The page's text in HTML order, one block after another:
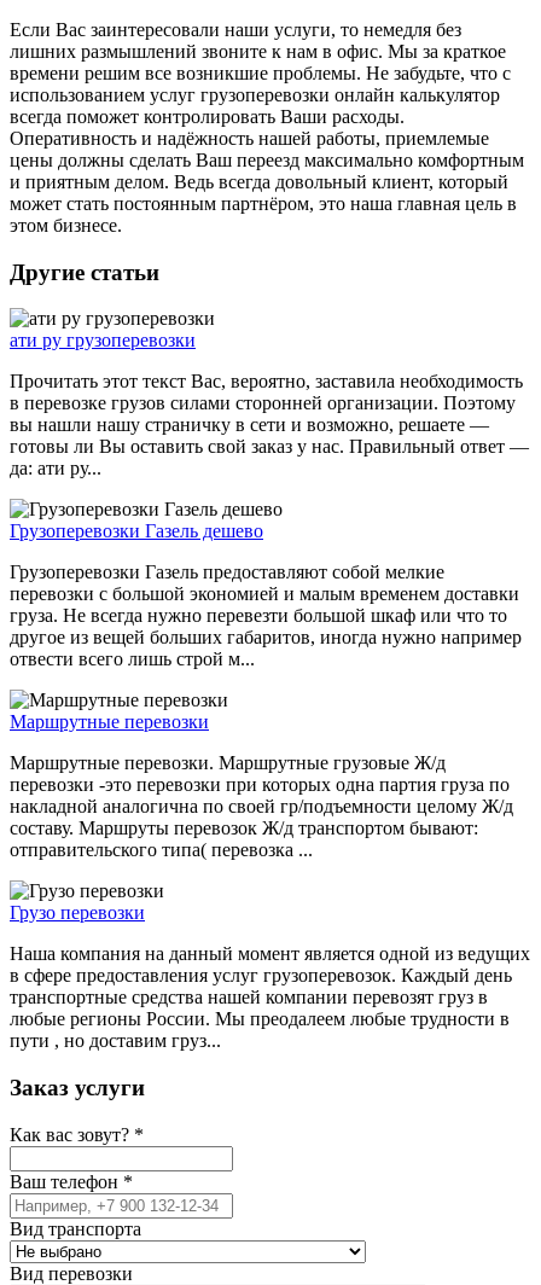
Если Вас заинтересовали наши услуги, то немедля без
лишних размышлений звоните к нам в офис. Мы за краткое
времени решим все возникшие проблемы. Не забудьте, что с
использованием услуг грузоперевозки онлайн калькулятор
всегда поможет контролировать Ваши расходы.
Оперативность и надёжность нашей работы, приемлемые
цены должны сделать Ваш переезд максимально комфортным
и приятным делом. Ведь всегда довольный клиент, который
может стать постоянным партнёром, это наша главная цель в
этом бизнесе.
Другие статьи
ати ру грузоперевозки
Прочитать этот текст Вас, вероятно, заставила необходимость
в перевозке грузов силами сторонней организации. Поэтому
вы нашли нашу страничку в сети и возможно, решаете —
готовы ли Вы оставить свой заказ у нас. Правильный ответ —
да: ати ру...
Грузоперевозки Газель дешево
Грузоперевозки Газель предоставляют собой мелкие
перевозки с большой экономией и малым временем доставки
груза. Не всегда нужно перевезти большой шкаф или что то
другое из вещей больших габаритов, иногда нужно например
отвести всего лишь строй м...
Маршрутные перевозки
Маршрутные перевозки. Маршрутные грузовые Ж/д
перевозки -это перевозки при которых одна партия груза по
накладной аналогична по своей гр/подъемности целому Ж/д
составу. Маршруты перевозок Ж/д транспортом бывают:
отправительского типа( перевозка ...
Грузо перевозки
Наша компания на данный момент является одной из ведущих
в сфере предоставления услуг грузоперевозок. Каждый день
транспортные средства нашей компании перевозят груз в
любые регионы России. Мы преодалеем любые трудности в
пути , но доставим груз...
Заказ услуги
Как вас зовут? *
Ваш телефон *
Вид транспорта
Вид перевозки